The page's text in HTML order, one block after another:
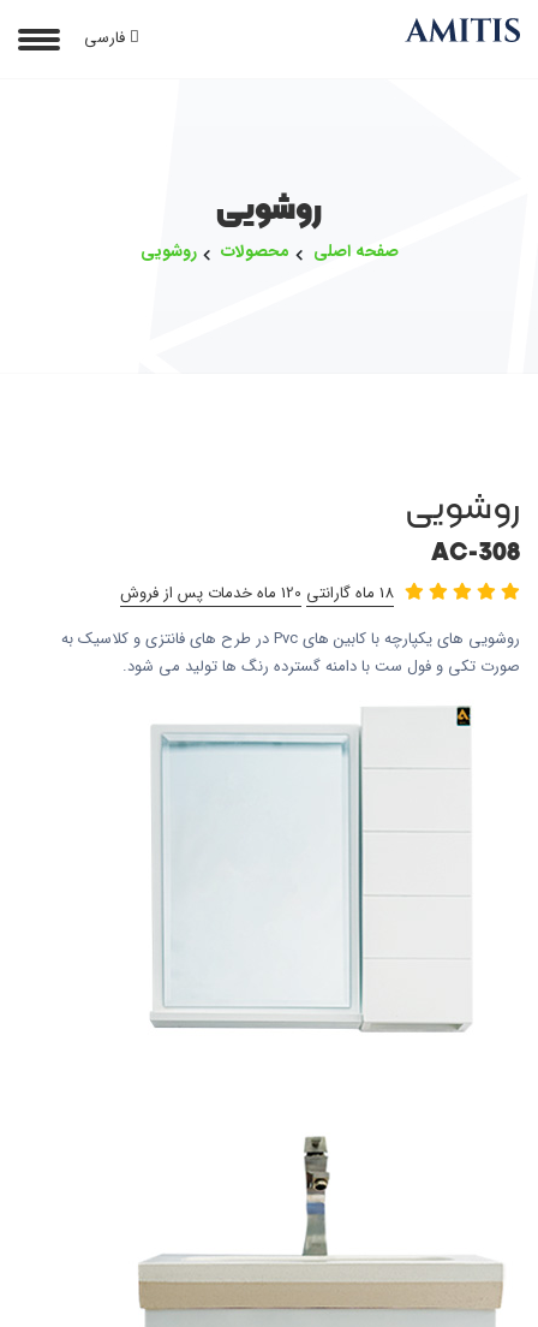
فارسی
روشویی
صفحه اصلی محصولات روشویی
روشویی
AC-308
18 ماه گارانتی
120 ماه خدمات پس از فروش
روشویی های یکپارچه با کابین های Pvc در طرح های فانتزی و کلاسیک به
صورت تکی و فول ست با دامنه گسترده رنگ ها تولید می شود.